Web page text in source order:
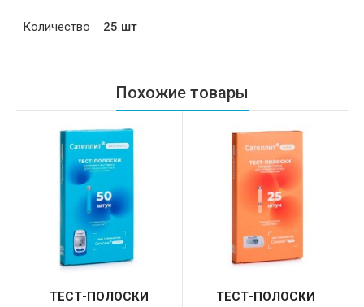
Количество 25 шт
Похожие товары
ТЕСТ-ПОЛОСКИ
ТЕСТ-ПОЛОСКИ